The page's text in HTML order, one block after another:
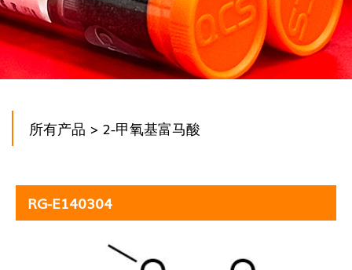
所有产品 > 2-甲氧基富马酸
RG-E140304